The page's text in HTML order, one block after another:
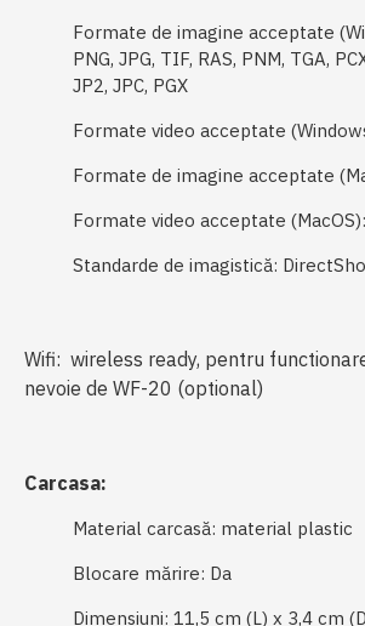
Formate de imagine acceptate
PNG, JPG, TIF, RAS, PNM, TGA,
JP2, JPC, PGX
Formate video acceptate
Formate de imagine acceptate
Formate video acceptate
Standarde de imagistică:
Wifi: wireless ready, pentru
nevoie de WF-20 (optional)
Carcasa:
Material carcasă: material plastic
Blocare mărire: Da
Dimensiuni: 11,5 cm (L) x 3,4 cm